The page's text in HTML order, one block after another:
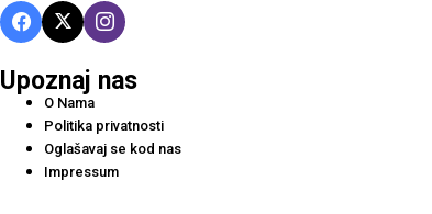
Upoznaj nas
O Nama
Politika privatnosti
Oglašavaj se kod nas
Impressum